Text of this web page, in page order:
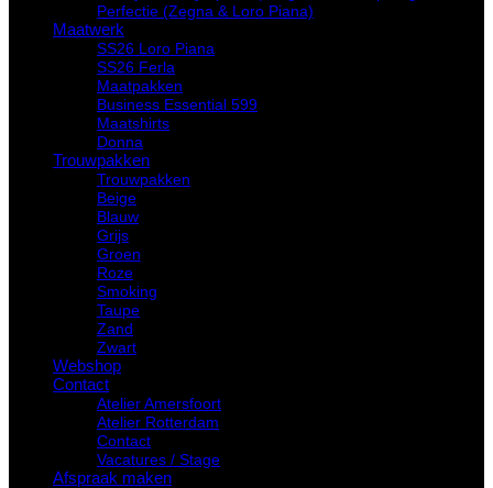
Perfectie (Zegna & Loro Piana)
Maatwerk
SS26 Loro Piana
SS26 Ferla
Maatpakken
Business Essential 599
Maatshirts
Donna
Trouwpakken
Trouwpakken
Beige
Blauw
Grijs
Groen
Roze
Smoking
Taupe
Zand
Zwart
Webshop
Contact
Atelier Amersfoort
Atelier Rotterdam
Contact
Vacatures / Stage
Afspraak maken